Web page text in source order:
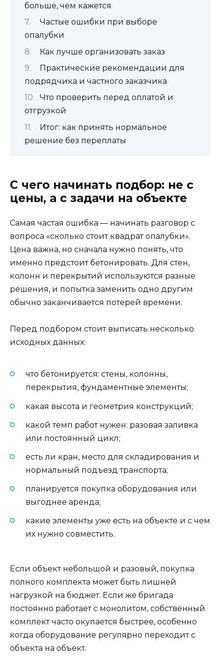
больше, чем кажется
Частые ошибки при выборе
опалубки
Как лучше организовать заказ
Практические рекомендации для
подрядчика и частного заказчика
Что проверить перед оплатой и
отгрузкой
Итог: как принять нормальное
решение без переплаты
С чего начинать подбор: не с
цены, а с задачи на объекте
Самая частая ошибка — начинать разговор с
вопроса «сколько стоит квадрат опалубки».
Цена важна, но сначала нужно понять, что
именно предстоит бетонировать. Для стен,
колонн и перекрытий используются разные
решения, и попытка заменить одно другим
обычно заканчивается потерей времени.
Перед подбором стоит выписать несколько
исходных данных:
что бетонируется: стены, колонны,
перекрытия, фундаментные элементы;
какая высота и геометрия конструкций;
какой темп работ нужен: разовая заливка
или постоянный цикл;
есть ли кран, место для складирования и
нормальный подъезд транспорта;
планируется покупка оборудования или
выгоднее аренда;
какие элементы уже есть на объекте и с чем
их нужно совместить.
Если объект небольшой и разовый, покупка
полного комплекта может быть лишней
нагрузкой на бюджет. Если же бригада
постоянно работает с монолитом, собственный
комплект часто окупается быстрее, особенно
когда оборудование регулярно переходит с
объекта на объект.